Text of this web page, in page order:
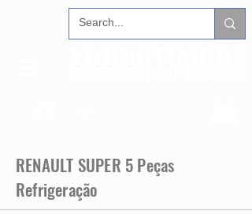
RENAULT SUPER 5 Peças
Refrigeração